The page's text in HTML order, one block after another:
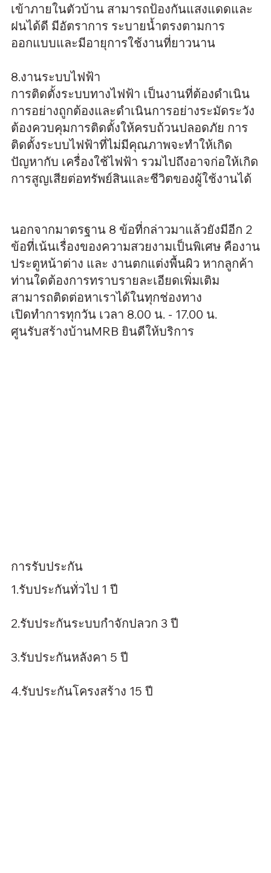
เข้าภายในตัวบ้าน สามารถป้องกันแสงแดดและ
ฝนได้ดี มีอัตราการ ระบายน้ำตรงตามการ
ออกแบบและมีอายุการใช้งานที่ยาวนาน
8.งานระบบไฟฟ้า
การติดตั้งระบบทางไฟฟ้า เป็นงานที่ต้องดำเนิน
การอย่างถูกต้องและดำเนินการอย่างระมัดระวัง
ต้องควบคุมการติดตั้งให้ครบถ้วนปลอดภัย การ
ติดตั้งระบบไฟฟ้าที่ไม่มีคุณภาพจะทำให้เกิด
ปัญหากับ เครื่องใช้ไฟฟ้า รวมไปถึงอาจก่อให้เกิด
การสูญเสียต่อทรัพย์สินและชีวิตของผู้ใช้งานได้
นอกจากมาตรฐาน 8 ข้อที่กล่าวมาแล้วยังมีอีก 2
ข้อที่เน้นเรื่องของความสวยงามเป็นพิเศษ คืองาน
ประตูหน้าต่าง และ งานตกแต่งพื้นผิว หากลูกค้า
ท่านใดต้องการทราบรายละเอียดเพิ่มเติม
สามารถติดต่อหาเราได้ในทุกช่องทาง
เปิดทำการทุกวัน เวลา 8.00 น. - 17.00 น.
ศูนรับสร้างบ้านMRB ยินดีให้บริการ
การรับประกัน
1.รับประกันทั่วไป 1 ปี
2.รับประกันระบบกำจักปลวก 3 ปี
3.รับประกันหลังคา 5 ปี
4.รับประกันโครงสร้าง 15 ปี